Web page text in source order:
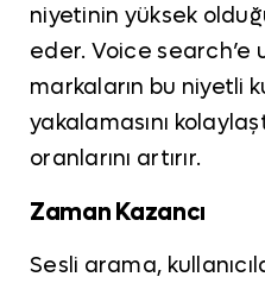
niyetinin yüksek
eder. Voice search’e
markaların bu niyetli
yakalamasını
oranlarını artırır.
Zaman Kazancı
Sesli arama,